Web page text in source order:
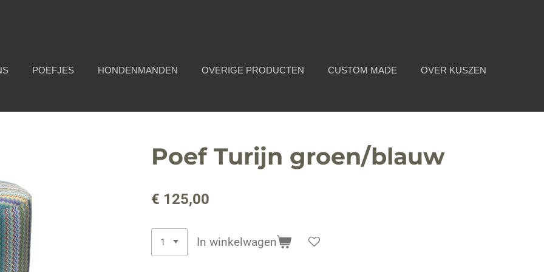
POEFJES HONDENMANDEN OVERIGE PRODUCTEN CUSTOM MADE
OVER KUSZEN
Poef Turijn groen/blauw
€ 125,00
In winkelwagen